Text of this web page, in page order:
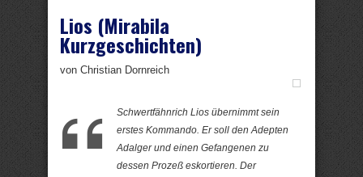
Lios (Mirabila
Kurzgeschichten)
von Christian Dornreich
Schwertfähnrich Lios übernimmt sein
erstes Kommando. Er soll den Adepten
Adalger und einen Gefangenen zu
dessen Prozeß eskortieren. Der